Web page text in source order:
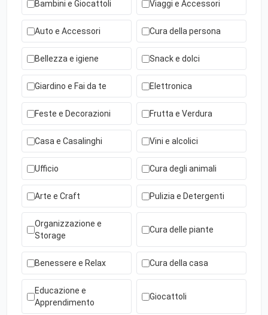
Bambini e Giocattoli Viaggi e Accessori
Auto e Accessori Cura della persona
Bellezza e igiene Snack e dolci
Giardino e Fai da te Elettronica
Feste e Decorazioni Frutta e Verdura
Casa e Casalinghi Vini e alcolici
Ufficio Cura degli animali
Arte e Craft Pulizia e Detergenti
Organizzazione e
Storage
Cura delle piante
Benessere e Relax Cura della casa
Educazione e
Apprendimento
Giocattoli